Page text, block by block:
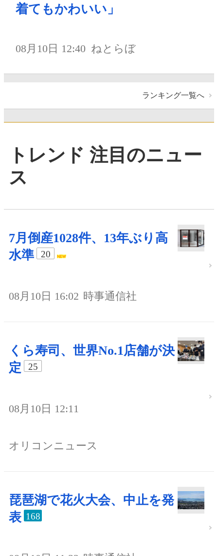
着てもかわいい」
08月10日 12:40 ねとらぼ
ランキング一覧へ
トレンド 注目のニュー
ス
7月倒産1028件、13年ぶり高
水準
20
08月10日 16:02 時事通信社
くら寿司、世界No.1店舗が決
定
25
08月10日 12:11
オリコンニュース
琵琶湖で花火大会、中止を発
表 168